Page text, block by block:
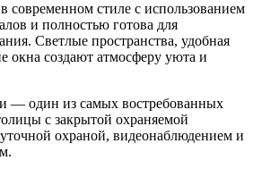
современном стиле с использованием
и полностью готова для
Светлые пространства, удобная
окна создают атмосферу уюта и
— один из самых востребованных
с закрытой охраняемой
охраной, видеонаблюдением и